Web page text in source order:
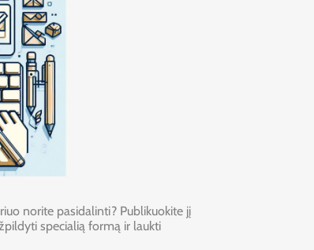
norite pasidalinti? Publikuokite jį
specialią formą ir laukti